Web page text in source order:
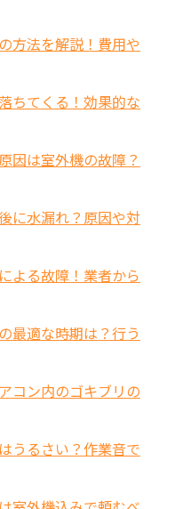
方法を解説！費用や
ちてくる！効果的な
因は室外機の故障？
に水漏れ？原因や対
よる故障！業者から
最適な時期は？行う
コン内のゴキブリの
うるさい？作業音で